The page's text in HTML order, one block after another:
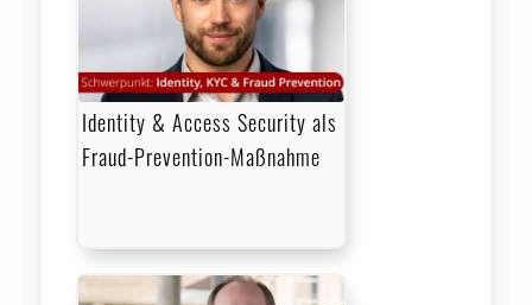
Identity & Access Security als
Fraud-Prevention-Maßnahme